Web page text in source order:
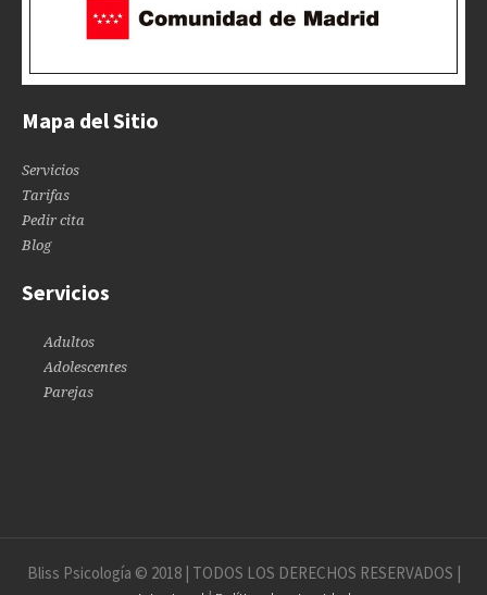
Mapa del Sitio
Servicios
Tarifas
Pedir cita
Blog
Servicios
Adultos
Adolescentes
Parejas
Bliss Psicología © 2018 | TODOS LOS DERECHOS RESERVADOS |